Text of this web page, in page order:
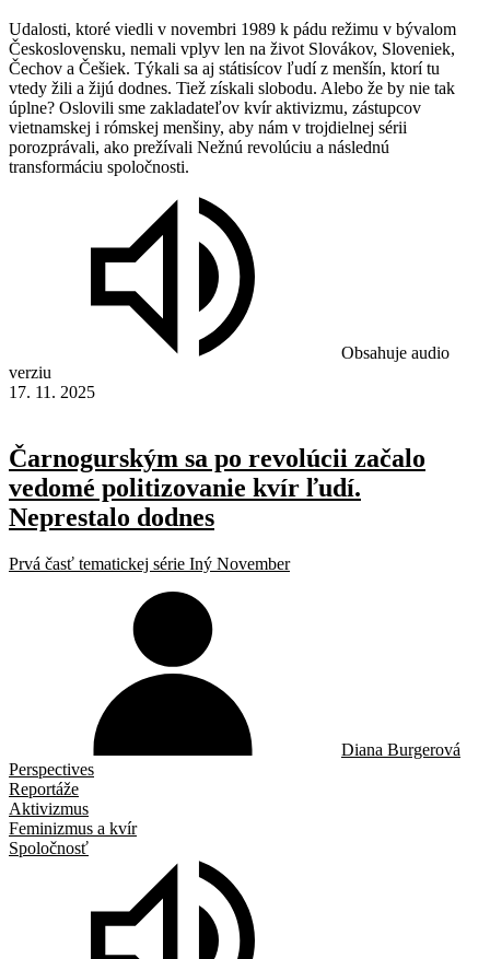
Udalosti, ktoré viedli v novembri 1989 k pádu režimu v bývalom
Československu, nemali vplyv len na život Slovákov, Sloveniek,
Čechov a Češiek. Týkali sa aj státisícov ľudí z menšín, ktorí tu
vtedy žili a žijú dodnes. Tiež získali slobodu. Alebo že by nie tak
úplne? Oslovili sme zakladateľov kvír aktivizmu, zástupcov
vietnamskej i rómskej menšiny, aby nám v trojdielnej sérii
porozprávali, ako prežívali Nežnú revolúciu a následnú
transformáciu spoločnosti.
Obsahuje audio
verziu
17. 11. 2025
Čarnogurským sa po revolúcii začalo
vedomé politizovanie kvír ľudí.
Neprestalo dodnes
Prvá časť tematickej série Iný November
Diana Burgerová
Perspectives
Reportáže
Aktivizmus
Feminizmus a kvír
Spoločnosť